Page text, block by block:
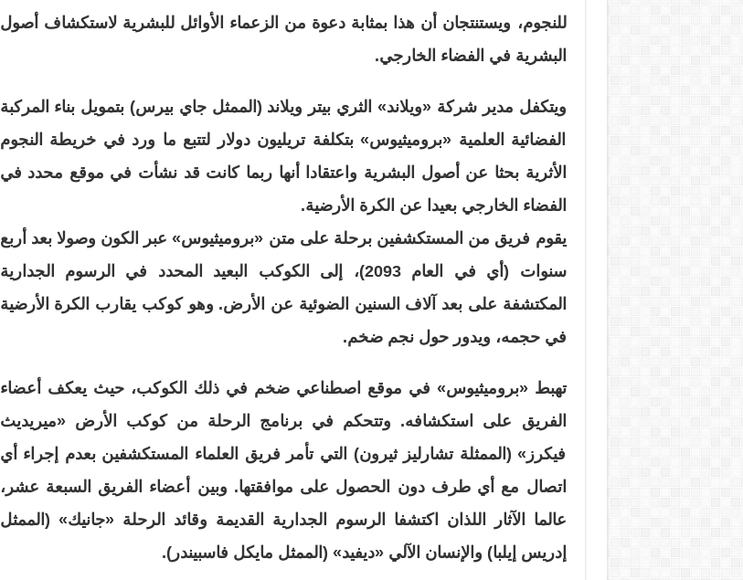
للنجوم، ويستنتجان أن هذا بمثابة دعوة من الزعماء الأوائل للبشرية لاستكشاف أصول
البشرية في الفضاء الخارجي.
ويتكفل مدير شركة «ويلاند» الثري بيتر ويلاند (الممثل جاي بيرس) بتمويل بناء المركبة
الفضائية العلمية «بروميثيوس» بتكلفة تريليون دولار لتتبع ما ورد في خريطة النجوم
الأثرية بحثا عن أصول البشرية واعتقادا أنها ربما كانت قد نشأت في موقع محدد في
الفضاء الخارجي بعيدا عن الكرة الأرضية.
يقوم فريق من المستكشفين برحلة على متن «بروميثيوس» عبر الكون وصولا بعد أربع
سنوات (أي في العام 2093)، إلى الكوكب البعيد المحدد في الرسوم الجدارية
المكتشفة على بعد آلاف السنين الضوئية عن الأرض. وهو كوكب يقارب الكرة الأرضية
في حجمه، ويدور حول نجم ضخم.
تهبط «بروميثيوس» في موقع اصطناعي ضخم في ذلك الكوكب، حيث يعكف أعضاء
الفريق على استكشافه. وتتحكم في برنامج الرحلة من كوكب الأرض «ميريديث
فيكرز» (الممثلة تشارليز ثيرون) التي تأمر فريق العلماء المستكشفين بعدم إجراء أي
اتصال مع أي طرف دون الحصول على موافقتها. وبين أعضاء الفريق السبعة عشر،
عالما الآثار اللذان اكتشفا الرسوم الجدارية القديمة وقائد الرحلة «جانيك» (الممثل
إدريس إيلبا) والإنسان الآلي «ديفيد» (الممثل مايكل فاسبيندر).